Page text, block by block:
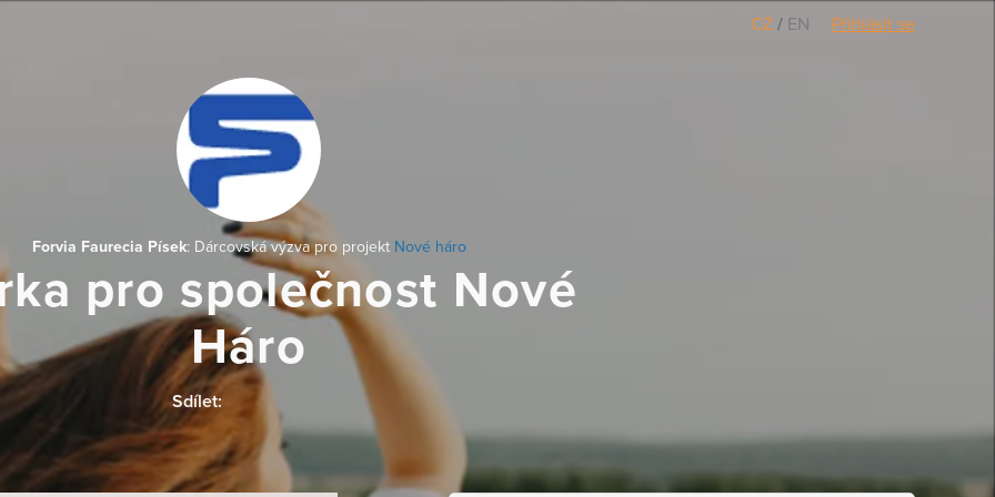
CZ / EN Přihlásit se
Forvia Faurecia Písek: Dárcovská výzva pro projekt Nové háro
pro společnost Nové
Háro
Sdílet: